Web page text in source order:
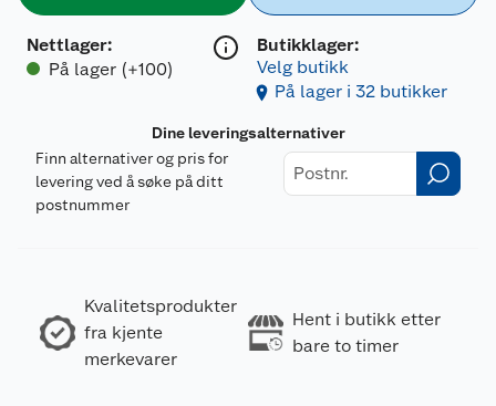
Nettlager:
På lager (+100)
Butikklager:
Velg butikk
På lager i 32 butikker
Dine leveringsalternativer
Finn alternativer og pris for
levering ved å søke på ditt
postnummer
Kvalitetsprodukter
fra kjente
merkevarer
Hent i butikk etter
bare to timer